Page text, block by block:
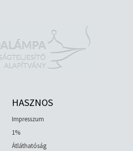
HASZNOS
Impresszum
1%
Átláthatóság